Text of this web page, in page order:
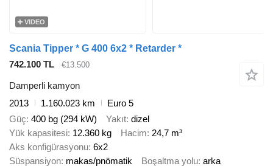
VIDEO
Scania Tipper * G 400 6x2 * Retarder *
742.100 TL
€13.500
Damperli kamyon
2013
1.160.023 km
Euro 5
Güç 400 bg (294 kW) Yakıt dizel
Yük kapasitesi 12.360 kg Hacim 24,7 m³
Aks konfigürasyonu 6x2
Süspansiyon makas/pnömatik Boşaltma yolu arka